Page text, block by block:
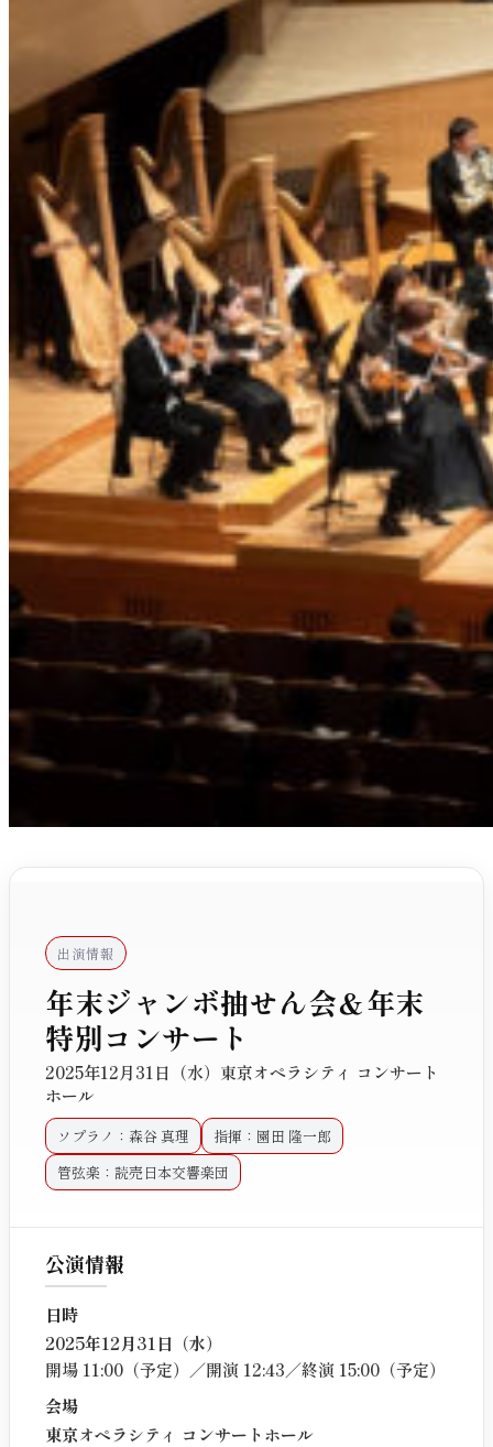
出演情報
年末ジャンボ抽せん会＆年末
特別コンサート
2025年12月31日（水）東京オペラシティ コンサート
ホール
ソプラノ：森谷 真理
指揮：園田 隆一郎
管弦楽：読売日本交響楽団
公演情報
日時
2025年12月31日（水）
開場 11:00（予定）／開演 12:43／終演 15:00（予定）
会場
東京オペラシティ コンサートホール